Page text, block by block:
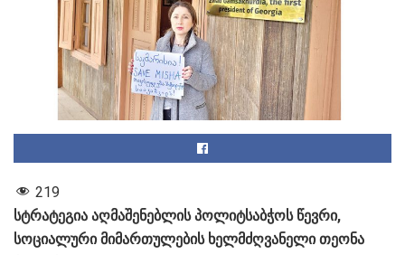
219
სტრატეგია აღმაშენებლის პოლიტსაბჭოს წევრი,
სოციალური მიმართულების ხელმძღვანელი თეონა